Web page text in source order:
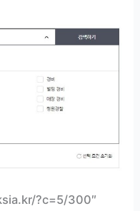
?c=5/300″